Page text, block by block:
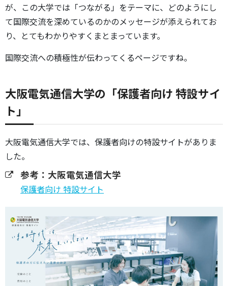
が、この大学では「つながる」をテーマに、どのようにし
て国際交流を深めているのかのメッセージが添えられてお
り、とてもわかりやすくまとまっています。
国際交流への積極性が伝わってくるページですね。
大阪電気通信大学の「保護者向け 特設サイ
ト」
大阪電気通信大学では、保護者向けの特設サイトがありま
した。
参考：大阪電気通信大学
保護者向け 特設サイト